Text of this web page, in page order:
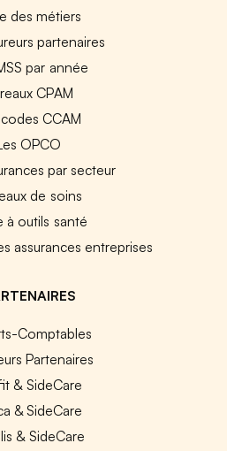
des métiers
partenaires
par année
CPAM
CCAM
OPCO
par secteur
de soins
à outils santé
assurances entreprises
Comptables
Partenaires
& SideCare
& SideCare
& SideCare